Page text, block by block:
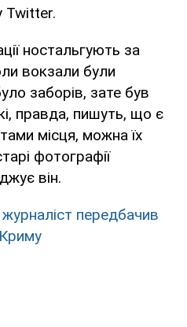
Twitter.
ностальгують за
вокзали були
заборів, зате був
правда, пишуть, що є
місця, можна їх
фотографії
він.
передбачив